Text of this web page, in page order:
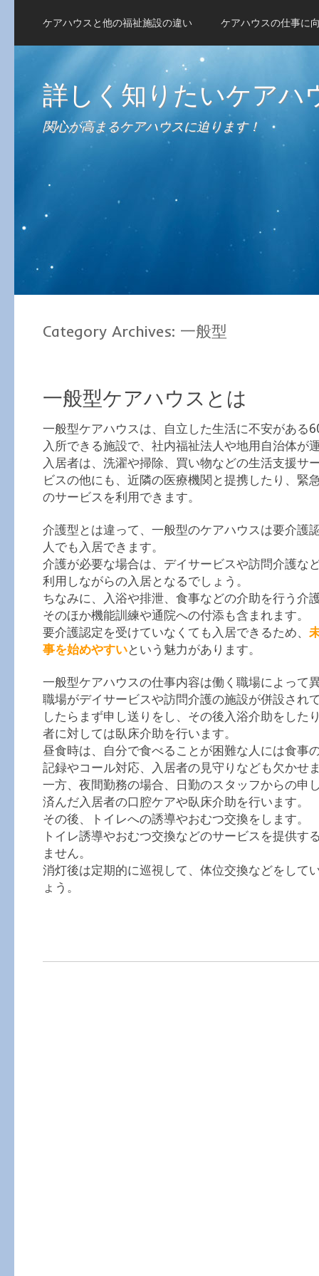
ケアハウスと他の福祉施設の違い ケアハウスの仕事に
詳しく知りたいケアハ
関心が高まるケアハウスに迫ります！
Category Archives: 一般型
一般型ケアハウスとは
一般型ケアハウスは、自立した生活に不安がある
入所できる施設で、社内福祉法人や地用自治体が
入居者は、洗濯や掃除、買い物などの生活支援サ
ビスの他にも、近隣の医療機関と提携したり、緊
のサービスを利用できます。
介護型とは違って、一般型のケアハウスは要介護
人でも入居できます。
介護が必要な場合は、デイサービスや訪問介護な
利用しながらの入居となるでしょう。
ちなみに、入浴や排泄、食事などの介助を行う介
そのほか機能訓練や通院への付添も含まれます。
要介護認定を受けていなくても入居できるため、
事を始めやすいという魅力があります。
一般型ケアハウスの仕事内容は働く職場によって
職場がデイサービスや訪問介護の施設が併設され
したらまず申し送りをし、その後入浴介助をした
者に対しては臥床介助を行います。
昼食時は、自分で食べることが困難な人には食事
記録やコール対応、入居者の見守りなども欠かせ
一方、夜間勤務の場合、日勤のスタッフからの申
済んだ入居者の口腔ケアや臥床介助を行います。
その後、トイレへの誘導やおむつ交換をします。
トイレ誘導やおむつ交換などのサービスを提供す
ません。
消灯後は定期的に巡視して、体位交換などをして
ょう。